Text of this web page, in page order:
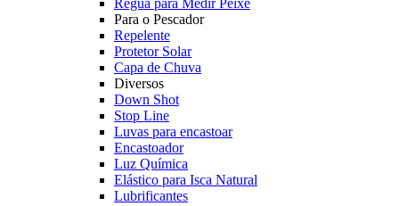
Régua para Medir Peixe
Para o Pescador
Repelente
Protetor Solar
Capa de Chuva
Diversos
Down Shot
Stop Line
Luvas para encastoar
Encastoador
Luz Química
Elástico para Isca Natural
Lubrificantes